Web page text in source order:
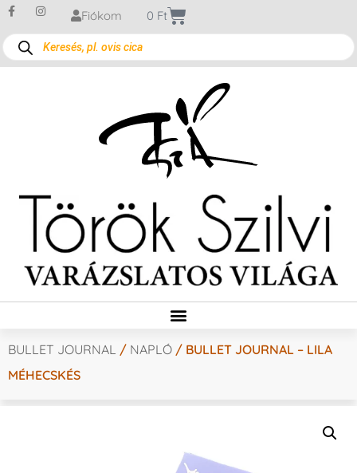
Fiókom 0 Ft
BULLET JOURNAL / NAPLÓ / BULLET JOURNAL – LILA
MÉHECSKÉS